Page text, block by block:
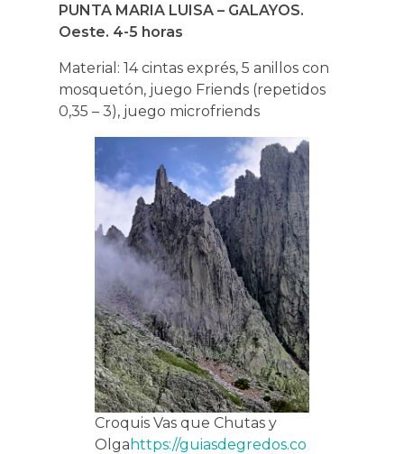
PUNTA MARIA LUISA – GALAYOS.
Oeste. 4-5 horas
Material: 14 cintas exprés, 5 anillos con
mosquetón, juego Friends (repetidos
0,35 – 3), juego microfriends
Croquis Vas que Chutas y
Olga https://guiasdegredos.co